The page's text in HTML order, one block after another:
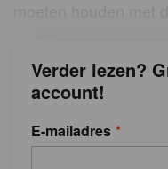
Verder lezen?
account!
E-mailadres